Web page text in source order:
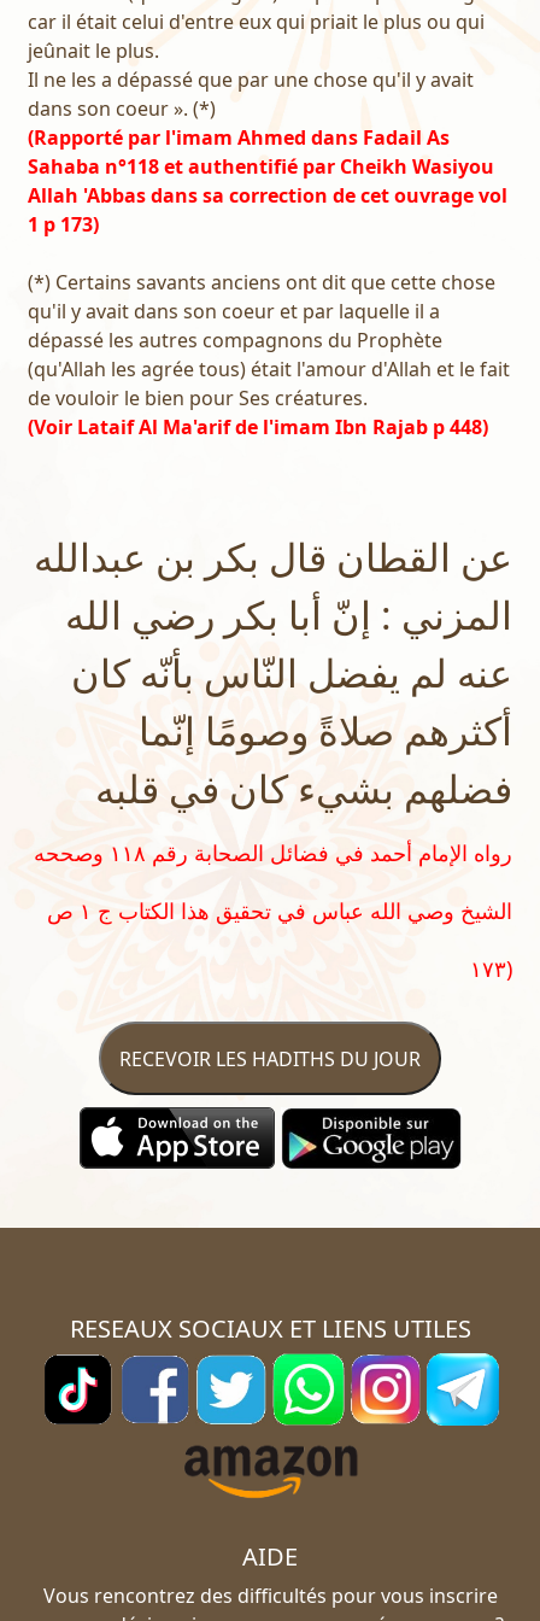
car il était celui d'entre eux qui priait le plus ou qui
jeûnait le plus.
Il ne les a dépassé que par une chose qu'il y avait
dans son coeur ». (*)
(Rapporté par l'imam Ahmed dans Fadail As
Sahaba n°118 et authentifié par Cheikh Wasiyou
Allah 'Abbas dans sa correction de cet ouvrage vol
1 p 173)
(*) Certains savants anciens ont dit que cette chose
qu'il y avait dans son coeur et par laquelle il a
dépassé les autres compagnons du Prophète
(qu'Allah les agrée tous) était l'amour d'Allah et le fait
de vouloir le bien pour Ses créatures.
(Voir Lataif Al Ma'arif de l'imam Ibn Rajab p 448)
عن القطان قال بكر بن عبدالله
المزني : إنّ أبا بكر رضي الله
عنه لم يفضل النّاس بأنّه كان
أكثرهم صلاةً وصومًا إنّما
فضلهم بشيء كان في قلبه
رواه الإمام أحمد في فضائل الصحابة رقم ١١٨ وصححه
الشيخ وصي الله عباس في تحقيق هذا الكتاب ج ١ ص
١٧٣)
RECEVOIR LES HADITHS DU JOUR
RESEAUX SOCIAUX ET LIENS UTILES
AIDE
Vous rencontrez des difficultés pour vous inscrire